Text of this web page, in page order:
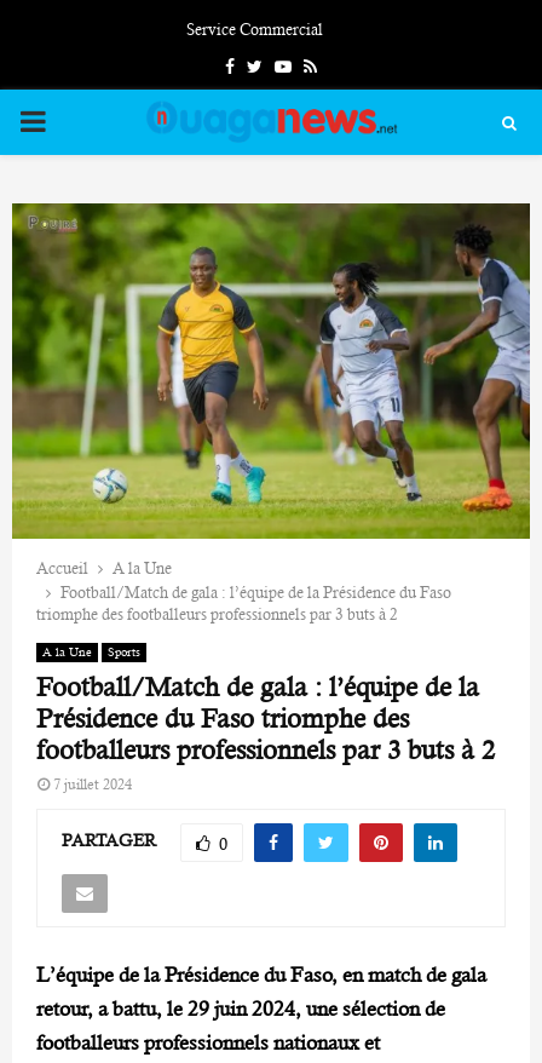
Service Commercial
FacebookTwitterYoutube
Rss
PRIMARY
Accueil
A la Une
Football/Match de gala : l’équipe de la Présidence du Faso
triomphe des footballeurs professionnels par 3 buts à 2
A la Une Sports
Football/Match de gala : l’équipe de la
Présidence du Faso triomphe des
footballeurs professionnels par 3 buts à 2
7 juillet 2024
PARTAGER 0
L’équipe de la Présidence du Faso, en match de gala
retour, a battu, le 29 juin 2024, une sélection de
footballeurs professionnels nationaux et